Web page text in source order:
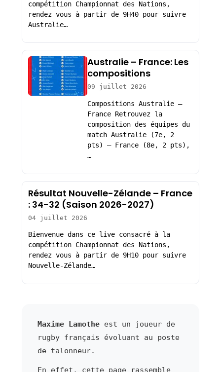
compétition Championnat des Nations,
rendez vous à partir de 9H40 pour suivre
Australie…
Australie – France: Les
compositions
09 juillet 2026
Compositions Australie –
France Retrouvez la
composition des équipes du
match Australie (7e, 2
pts) – France (8e, 2 pts),
…
Résultat Nouvelle-Zélande – France
: 34-32 (Saison 2026-2027)
04 juillet 2026
Bienvenue dans ce live consacré à la
compétition Championnat des Nations,
rendez vous à partir de 9H10 pour suivre
Nouvelle-Zélande…
Maxime Lamotheest un joueur de
rugby français évoluant au poste
de talonneur.
En effet, cette page rassemble